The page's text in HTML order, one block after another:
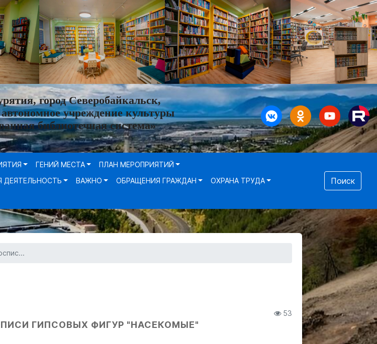
город Северобайкальск,
учреждение культуры
библиотечная система»
ГЕНИЙ МЕСТА
ПЛАН МЕРОПРИЯТИЙ
ДЕЯТЕЛЬНОСТЬ ВАЖНО ОБРАЩЕНИЯ ГРАЖДАН
ОХРАНА ТРУДА
Поиск
53
ГИПСОВЫХ ФИГУР "НАСЕКОМЫЕ"